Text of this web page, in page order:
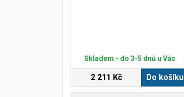
Skladem - do 3-5 dnů u Vás
2 211 Kč Do košíku